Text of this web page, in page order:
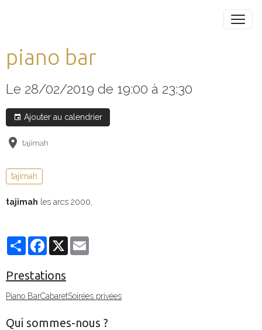
piano bar
Le 28/02/2019 de 19:00 à 23:30
Ajouter au calendrier
tajimah
tajimah
tajimah les arcs 2000,
PartagerFacebook
X
Prestations
Piano BarCabaretSoirées privées
Qui sommes-nous ?